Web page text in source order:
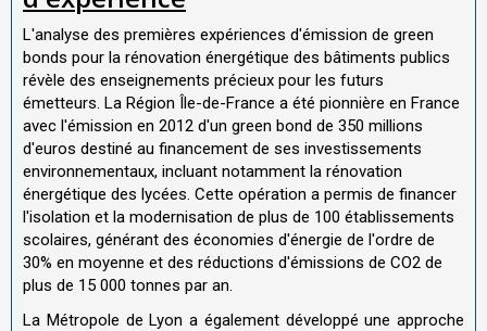
L'analyse des premières expériences d'émission de green
bonds pour la rénovation énergétique des bâtiments publics
révèle des enseignements précieux pour les futurs
émetteurs. La Région Île-de-France a été pionnière en France
avec l'émission en 2012 d'un green bond de 350 millions
d'euros destiné au financement de ses investissements
environnementaux, incluant notamment la rénovation
énergétique des lycées. Cette opération a permis de financer
l'isolation et la modernisation de plus de 100 établissements
scolaires, générant des économies d'énergie de l'ordre de
30% en moyenne et des réductions d'émissions de CO2 de
plus de 15 000 tonnes par an.
La Métropole de Lyon a également développé une approche